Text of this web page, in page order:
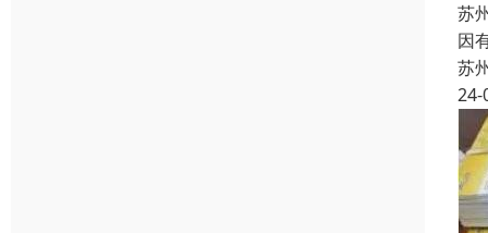
苏
因
苏
24-